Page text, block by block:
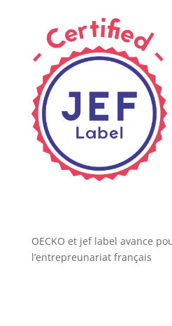
OECKO et jef label avance
l’entrepreunariat français